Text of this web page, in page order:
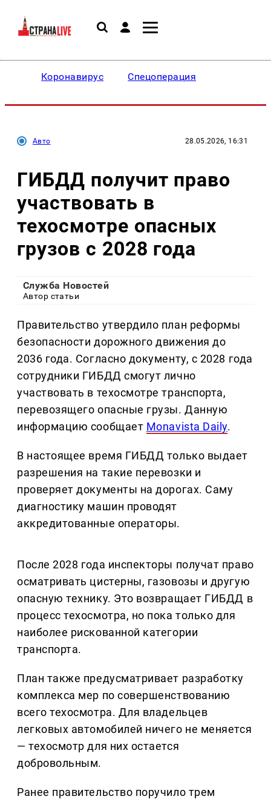
Коронавирус Спецоперация
Авто 28.05.2026, 16:31
ГИБДД получит право
участвовать в
техосмотре опасных
грузов с 2028 года
Служба Новостей
Автор статьи
Правительство утвердило план реформы
безопасности дорожного движения до
2036 года. Согласно документу, с 2028 года
сотрудники ГИБДД смогут лично
участвовать в техосмотре транспорта,
перевозящего опасные грузы. Данную
информацию сообщает Monavista Daily.
В настоящее время ГИБДД только выдает
разрешения на такие перевозки и
проверяет документы на дорогах. Саму
диагностику машин проводят
аккредитованные операторы.
После 2028 года инспекторы получат право
осматривать цистерны, газовозы и другую
опасную технику. Это возвращает ГИБДД в
процесс техосмотра, но пока только для
наиболее рискованной категории
транспорта.
План также предусматривает разработку
комплекса мер по совершенствованию
всего техосмотра. Для владельцев
легковых автомобилей ничего не меняется
— техосмотр для них остается
добровольным.
Ранее правительство поручило трем